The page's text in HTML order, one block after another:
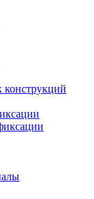
конструкций